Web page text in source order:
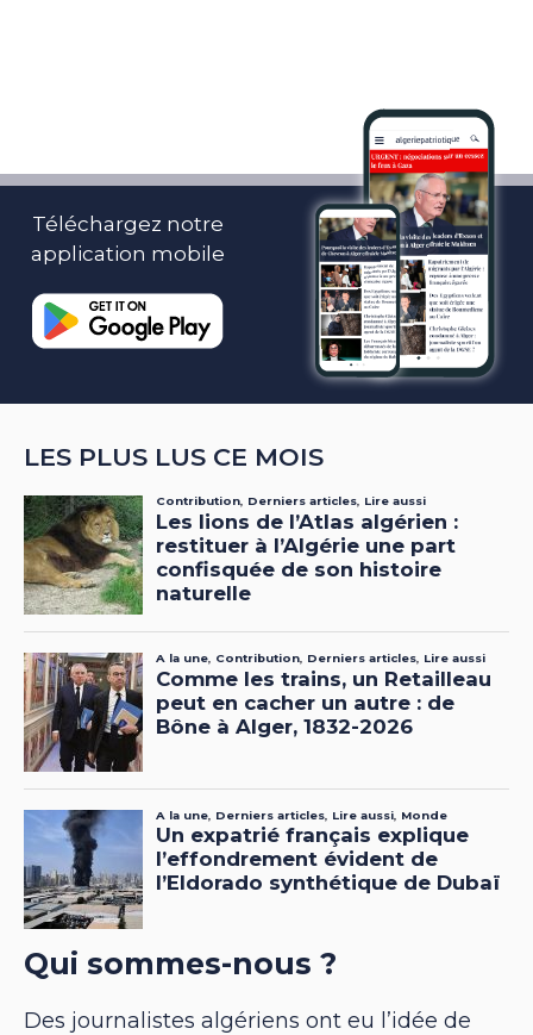
Téléchargez notre
application mobile
LES PLUS LUS CE MOIS
Qui sommes-nous ?
Des journalistes algériens ont eu l’idée de